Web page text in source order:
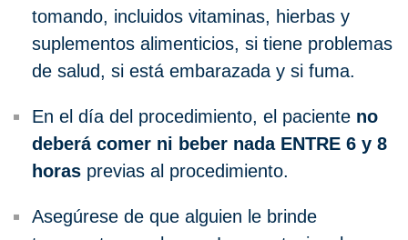
tomando, incluidos vitaminas, hierbas y
suplementos alimenticios, si tiene problemas
de salud, si está embarazada y si fuma.
En el día del procedimiento, el paciente no
deberá comer ni beber nada ENTRE 6 y 8
horas previas al procedimiento.
Asegúrese de que alguien le brinde